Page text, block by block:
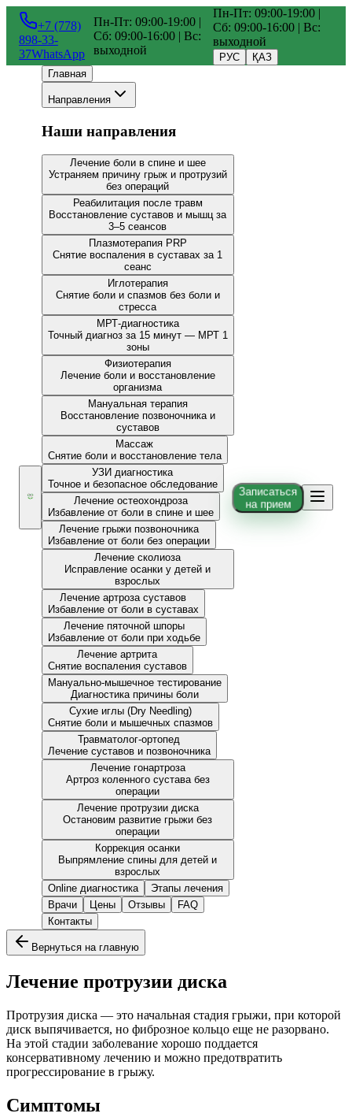
+7 (778)
898-33-
37WhatsApp
Пн-Пт: 09:00-19:00 |
Сб: 09:00-16:00 | Вс:
выходной
Пн-Пт: 09:00-19:00 |
Сб: 09:00-16:00 | Вс:
выходной
РУС
ҚАЗ
Главная
Направления
Наши направления
Лечение боли в спине и шее
Устраняем причину грыж и протрузий
без операций
Реабилитация после травм
Восстановление суставов и мышц за
3–5 сеансов
Плазмотерапия PRP
Снятие воспаления в суставах за 1
сеанс
Иглотерапия
Снятие боли и спазмов без боли и
стресса
МРТ-диагностика
Точный диагноз за 15 минут — МРТ 1
зоны
Физиотерапия
Лечение боли и восстановление
организма
Мануальная терапия
Восстановление позвоночника и
суставов
Массаж
Снятие боли и восстановление тела
УЗИ диагностика
Точное и безопасное обследование
Лечение остеохондроза
Избавление от боли в спине и шее
Лечение грыжи позвоночника
Избавление от боли без операции
Лечение сколиоза
Исправление осанки у детей и
взрослых
Лечение артроза суставов
Избавление от боли в суставах
Лечение пяточной шпоры
Избавление от боли при ходьбе
Лечение артрита
Снятие воспаления суставов
Мануально-мышечное тестирование
Диагностика причины боли
Сухие иглы (Dry Needling)
Снятие боли и мышечных спазмов
Травматолог-ортопед
Лечение суставов и позвоночника
Лечение гонартроза
Артроз коленного сустава без
операции
Лечение протрузии диска
Остановим развитие грыжи без
операции
Коррекция осанки
Выпрямление спины для детей и
взрослых
Online диагностика
Этапы лечения
Врачи
Цены Отзывы
FAQ
Контакты
Записаться
на прием
Вернуться на главную
Лечение протрузии диска
Протрузия диска — это начальная стадия грыжи, при которой
диск выпячивается, но фиброзное кольцо еще не разорвано.
На этой стадии заболевание хорошо поддается
консервативному лечению и можно предотвратить
прогрессирование в грыжу.
Симптомы